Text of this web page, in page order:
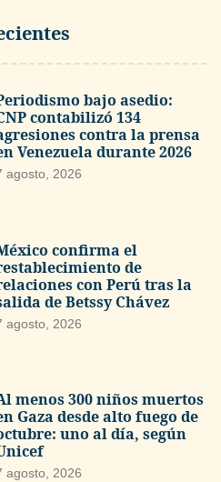
bajo asedio:
contabilizó 134
contra la prensa
Venezuela durante 2026
agosto, 2026
confirma el
de
con Perú tras la
de Betssy Chávez
agosto, 2026
menos 300 niños muertos
Gaza desde alto fuego de
uno al día, según
agosto, 2026